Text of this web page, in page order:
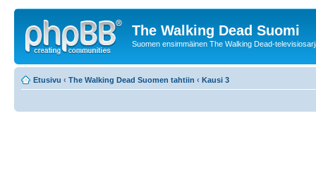
The Walking Dead Suomi
Suomen ensimmäinen The Walking Dead-
Etusivu ‹ The Walking Dead Suomen tahtiin ‹ Kausi 3